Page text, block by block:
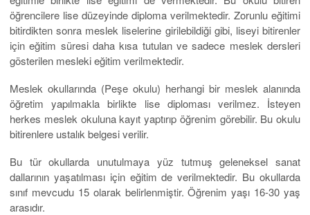
öğrencilere lise düzeyinde diploma verilmektedir. Zorunlu eğitimi
bitirdikten sonra meslek liselerine girilebildiği gibi, liseyi bitirenler
için eğitim süresi daha kısa tutulan ve sadece meslek dersleri
gösterilen mesleki eğitim verilmektedir.
Meslek okullarında (Peşe okulu) herhangi bir meslek alanında
öğretim yapılmakla birlikte lise diploması verilmez. İsteyen
herkes meslek okuluna kayıt yaptırıp öğrenim görebilir. Bu okulu
bitirenlere ustalık belgesi verilir.
Bu tür okullarda unutulmaya yüz tutmuş geleneksel sanat
dallarının yaşatılması için eğitim de verilmektedir. Bu okullarda
sınıf mevcudu 15 olarak belirlenmiştir. Öğrenim yaşı 16-30 yaş
arasıdır.